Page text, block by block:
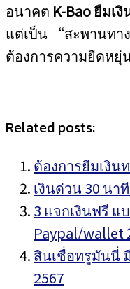
อนาคต K-Bao ยืมเงิ
แต่เป็น “สะพานทา
ต้องการความยืดหยุ่
Related posts:
ต้องการยืมเงิน
เงินด่วน 30 นา
3 แจกเงินฟรี แ
Paypal/wallet
สินเชื่อทรูมันนี่
2567